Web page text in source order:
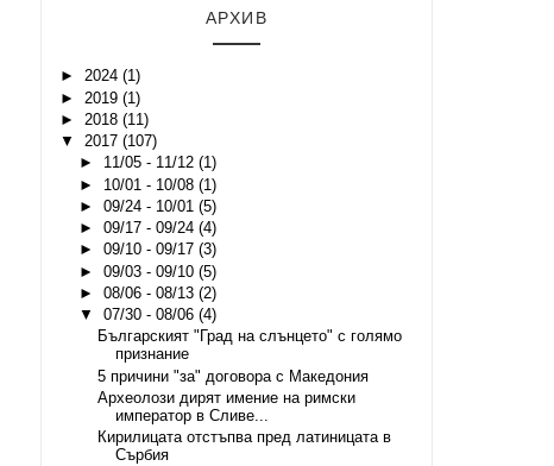
АРХИВ
► 2024 (1)
► 2019 (1)
► 2018 (11)
▼ 2017 (107)
► 11/05 - 11/12 (1)
► 10/01 - 10/08 (1)
► 09/24 - 10/01 (5)
► 09/17 - 09/24 (4)
► 09/10 - 09/17 (3)
► 09/03 - 09/10 (5)
► 08/06 - 08/13 (2)
▼ 07/30 - 08/06 (4)
Българският "Град на слънцето" с голямо
признание
5 причини "за" договора с Македония
Археолози дирят имение на римски
император в Сливе...
Кирилицата отстъпва пред латиницата в
Сърбия